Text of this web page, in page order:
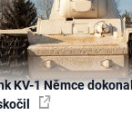
KV-1 Němce